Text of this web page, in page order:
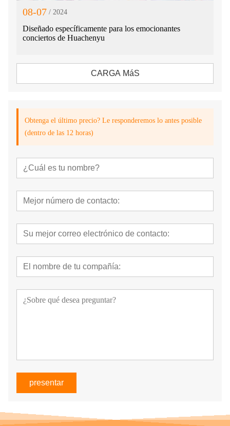
08-07 / 2024
Diseñado específicamente para los emocionantes
conciertos de Huachenyu
CARGA MáS
Obtenga el último precio? Le responderemos lo antes posible
(dentro de las 12 horas)
presentar